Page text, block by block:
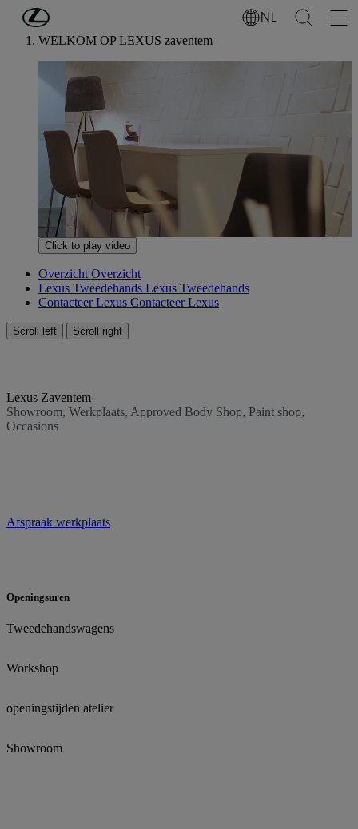
Ga naar de hoofdinhoud NL
WELKOM OP LEXUS zaventem
0:06 / 0:23
Click to play video
Overzicht Overzicht
Lexus Tweedehands Lexus Tweedehands
Contacteer Lexus Contacteer Lexus
Scroll left Scroll right
Lexus Zaventem
Showroom, Werkplaats, Approved Body Shop, Paint shop,
Occasions
Afspraak werkplaats
Openingsuren
Tweedehandswagens
Workshop
openingstijden atelier
Showroom